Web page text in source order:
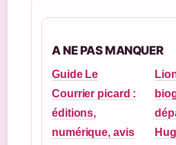
A NE PAS MANQUER
Guide Le
Courrier picard :
éditions,
numérique, avis